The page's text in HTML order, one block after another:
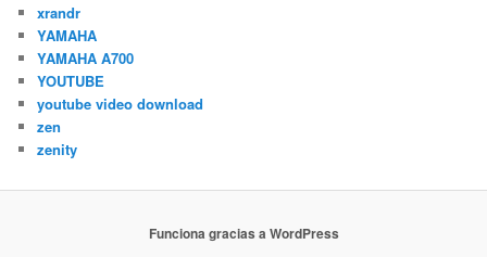
xrandr
YAMAHA
YAMAHA A700
YOUTUBE
youtube video download
zen
zenity
Funciona gracias a WordPress